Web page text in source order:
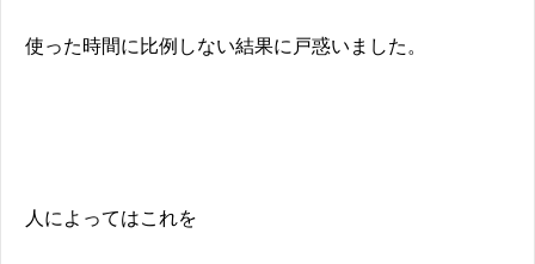
使った時間に比例しない結果に戸惑いました。
人によってはこれを